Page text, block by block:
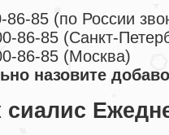
86-85 (по России
86-85 (Санкт-
86-85 (Москва)
назовите
сиалис